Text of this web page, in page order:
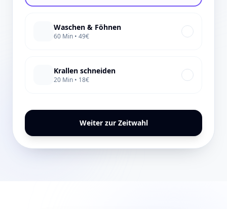
Waschen & Föhnen
60 Min • 49€
Krallen schneiden
20 Min • 18€
Weiter zur Zeitwahl